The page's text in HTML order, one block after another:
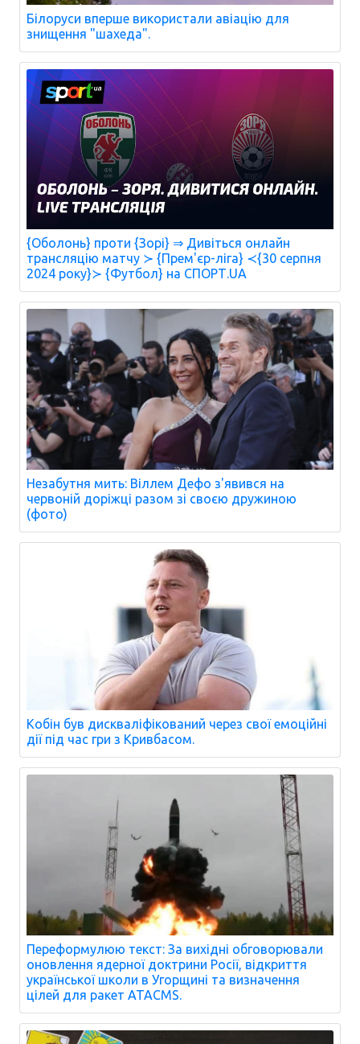
Білоруси вперше використали авіацію для
знищення "шахеда".
{Оболонь} проти {Зорі} ⇒ Дивіться онлайн
трансляцію матчу ≻ {Прем'єр-ліга} ≺{30 серпня
2024 року}≻ {Футбол} на СПОРТ.UA
Незабутня мить: Віллем Дефо з'явився на
червоній доріжці разом зі своєю дружиною
(фото)
Кобін був дискваліфікований через свої емоційні
дії під час гри з Кривбасом.
Переформулюю текст: За вихідні обговорювали
оновлення ядерної доктрини Росії, відкриття
української школи в Угорщині та визначення
цілей для ракет ATACMS.